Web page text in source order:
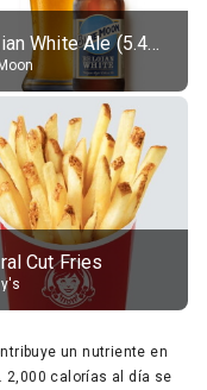
Belgian White Ale (5.4% alc.)
Cut Fries
un nutriente en
2,000 calorías al día se